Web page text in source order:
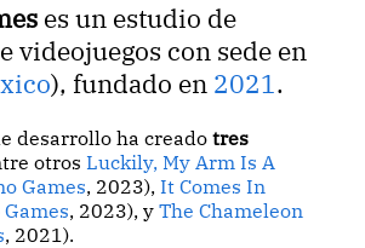
es un estudio de
videojuegos con sede en
), fundado en 2021.
desarrollo ha creadotres
otrosLuckily, My Arm Is A
Games, 2023),It Comes In
, 2023), yThe Chameleon
, 2021).